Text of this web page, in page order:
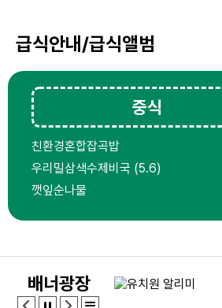
급식안내/급식앨범
중식
친환경혼합잡곡밥
우리밀삼색수제비국 (5.6)
깻잎순나물
김부각
배너광장